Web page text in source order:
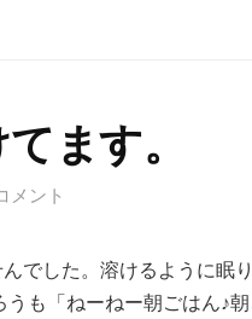
ます。
メント
でした。溶けるように眠
うも「ねーねー朝ごはん♪